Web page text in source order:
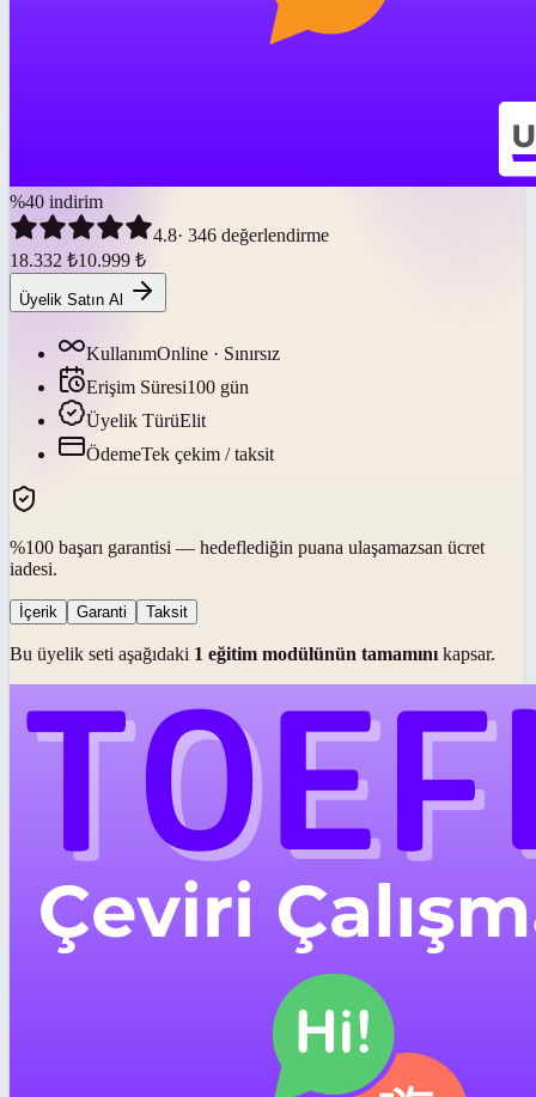
%40 indirim
4.8· 346 değerlendirme
18.332 ₺10.999 ₺
Üyelik Satın Al
KullanımOnline · Sınırsız
Erişim Süresi100 gün
Üyelik TürüElit
ÖdemeTek çekim / taksit
%100 başarı garantisi — hedeflediğin puana ulaşamazsan ücret
iadesi.
İçerik Garanti Taksit
Bu üyelik seti aşağıdaki 1 eğitim modülünün tamamını kapsar.